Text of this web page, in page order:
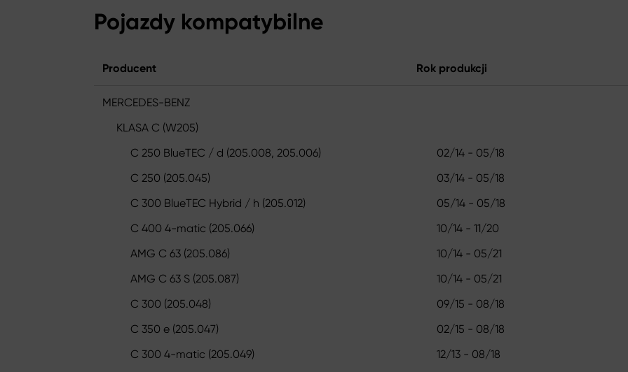
Pojazdy kompatybilne
Producent Rok produkcji
MERCEDES-BENZ
KLASA C (W205)
C 250 BlueTEC / d (205.008, 205.006)
02/14 - 05/18
C 250 (205.045)
03/14 - 05/18
C 300 BlueTEC Hybrid / h (205.012)
05/14 - 05/18
C 400 4-matic (205.066)
10/14 - 11/20
AMG C 63 (205.086)
10/14 - 05/21
AMG C 63 S (205.087)
10/14 - 05/21
C 300 (205.048)
09/15 - 08/18
C 350 e (205.047)
02/15 - 08/18
C 300 4-matic (205.049)
12/13 - 08/18